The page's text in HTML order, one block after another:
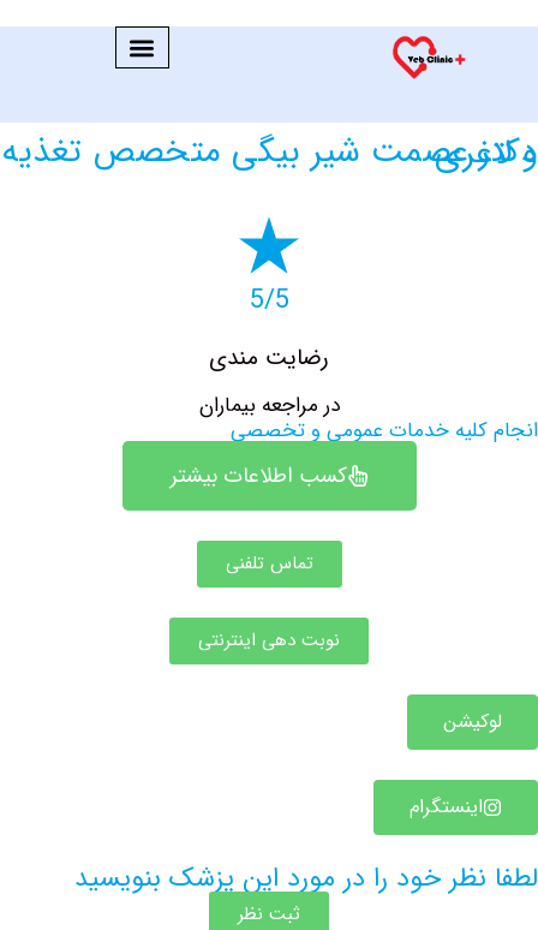
و لاغری
رضایت مندی
در مراجعه بیماران
خدمات عمومی و تخصصی
کسب اطلاعات بیشتر
تماس تلفنی
نوبت دهی اینترنتی
خود را در مورد این پزشک بنویسید
ثبت نظر